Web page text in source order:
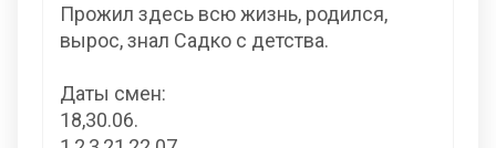
Прожил здесь всю жизнь, родился,
вырос, знал Садко с детства.
Даты смен:
18,30.06.